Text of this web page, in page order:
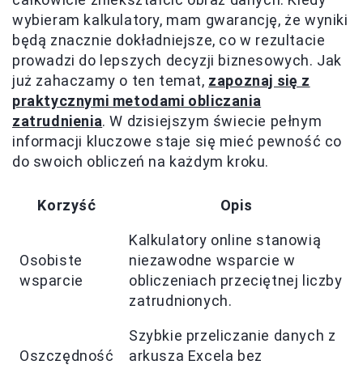
wybieram kalkulatory, mam gwarancję, że wyniki
będą znacznie dokładniejsze, co w rezultacie
prowadzi do lepszych decyzji biznesowych. Jak
już zahaczamy o ten temat, zapoznaj się z
praktycznymi metodami obliczania
zatrudnienia. W dzisiejszym świecie pełnym
informacji kluczowe staje się mieć pewność co
do swoich obliczeń na każdym kroku.
Korzyść Opis
Osobiste
wsparcie
Kalkulatory online stanowią
niezawodne wsparcie w
obliczeniach przeciętnej liczby
zatrudnionych.
Oszczędność
Szybkie przeliczanie danych z
arkusza Excela bez